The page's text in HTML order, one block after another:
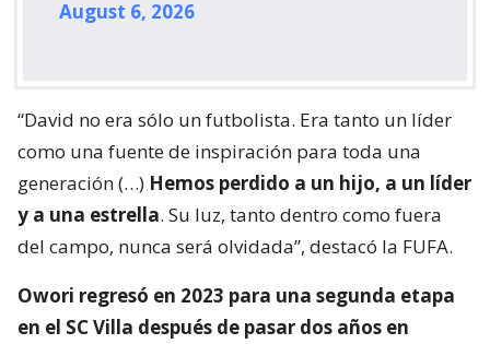
August 6, 2026
“David no era sólo un futbolista. Era tanto un líder
como una fuente de inspiración para toda una
generación (…) Hemos perdido a un hijo, a un líder
y a una estrella. Su luz, tanto dentro como fuera
del campo, nunca será olvidada”, destacó la FUFA.
Owori regresó en 2023 para una segunda etapa
en el SC Villa después de pasar dos años en